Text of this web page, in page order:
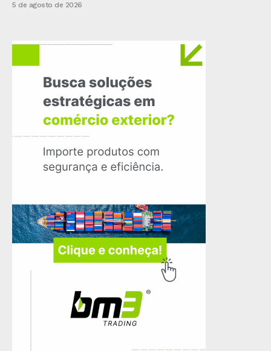
5 de agosto de 2026